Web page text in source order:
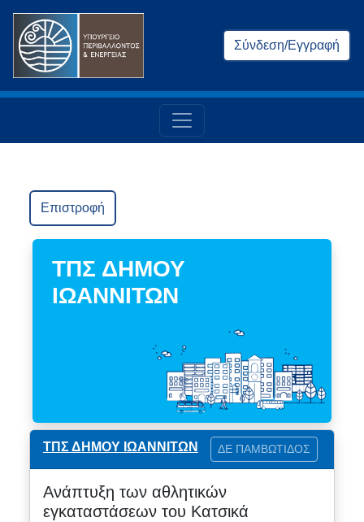
Σύνδεση/Εγγραφή
Επιστροφή
ΤΠΣ ΔΗΜΟΥ
ΙΩΑΝΝΙΤΩΝ
ΤΠΣ ΔΗΜΟΥ ΙΩΑΝΝΙΤΩΝ ΔΕ ΠΑΜΒΩΤΙΔΟΣ
Ανάπτυξη των αθλητικών
εγκαταστάσεων του Κατσικά